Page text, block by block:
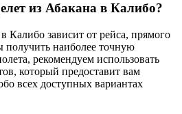
из Абакана в Калибо?
Калибо зависит от рейса, прямого
получить наиболее точную
рекомендуем использовать
который предоставит вам
всех доступных вариантах